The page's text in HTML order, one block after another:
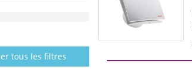
tous les filtres